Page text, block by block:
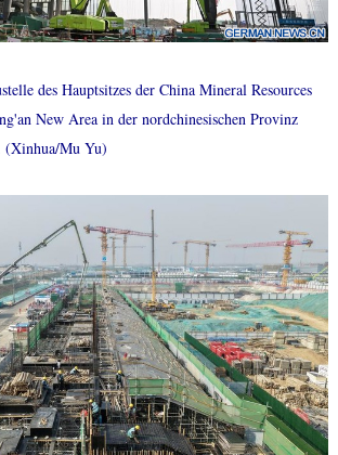
des Hauptsitzes der China Mineral Resources
New Area in der nordchinesischen Provinz
(Xinhua/Mu Yu)